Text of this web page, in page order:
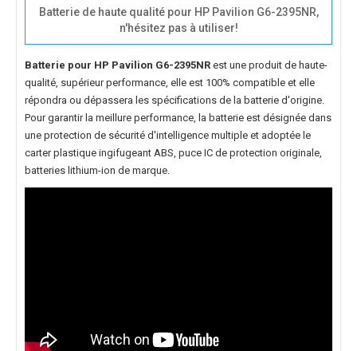
Batterie de haute qualité pour HP Pavilion G6-2395NR,
n'hésitez pas à utiliser!
Batterie pour HP Pavilion G6-2395NR est une produit de haute-
qualité, supérieur performance, elle est 100% compatible et elle
répondra ou dépassera les spécifications de la batterie d'origine.
Pour garantir la meillure performance, la batterie est désignée dans
une protection de sécurité d'intelligence multiple et adoptée le
carter plastique ingifugeant ABS, puce IC de protection originale,
batteries lithium-ion de marque.